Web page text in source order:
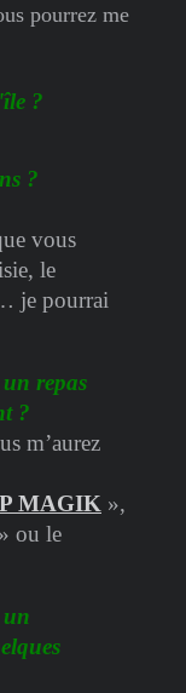
pourrez me
?
?
vous
le
je pourrai
repas
?
m’aurez
MAGIK »,
» ou le
un